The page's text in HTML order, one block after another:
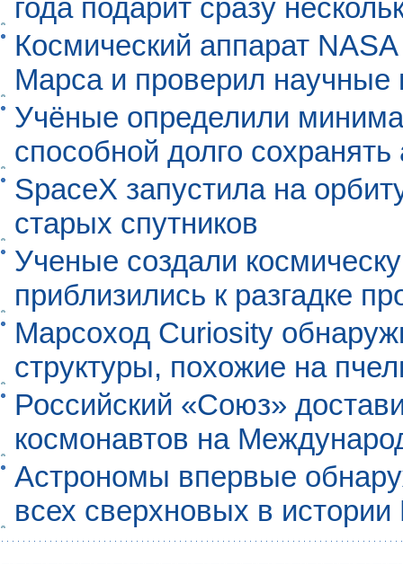
года подарит сразу
Космический аппарат
Марса и проверил научные
Учёные определили
способной долго
SpaceX запустила на
старых спутников
Ученые создали
приблизились к разгадке
Марсоход Curiosity
структуры, похожие на
Российский «Союз»
космонавтов на
Астрономы впервые
всех сверхновых в